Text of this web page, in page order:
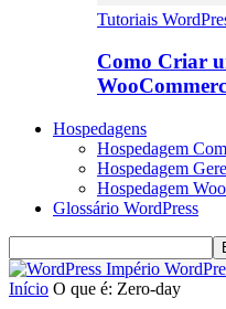
Tutoriais
Como Criar
Hospedagens
Hospedagem
Hospedagem
Hospedagem
Glossário WordPress
Império
Início O que é: Zero-day